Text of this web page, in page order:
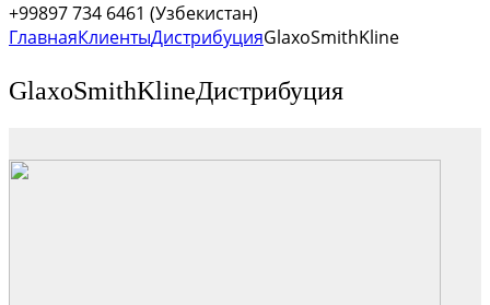
+99897 734 6461 (Узбекистан)
ГлавнаяКлиентыДистрибуцияGlaxoSmithKline
GlaxoSmithKlineДистрибуция